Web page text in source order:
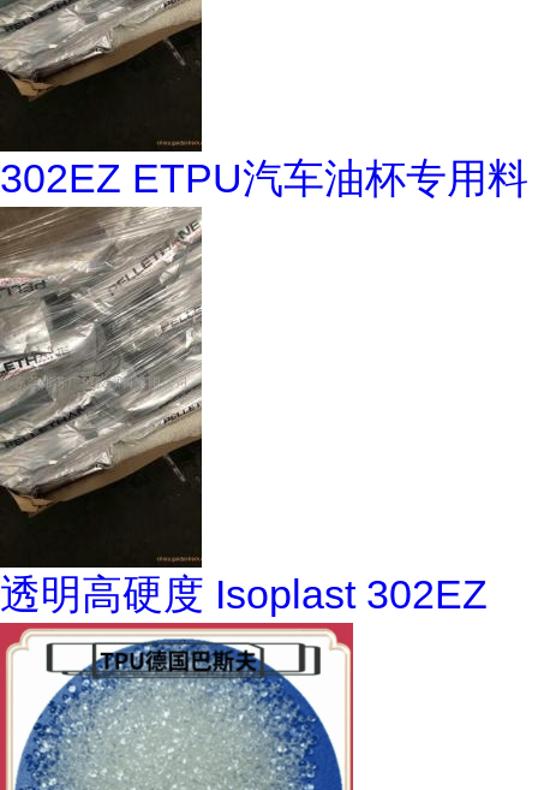
302EZ ETPU汽车油杯专用料
透明高硬度 Isoplast 302EZ